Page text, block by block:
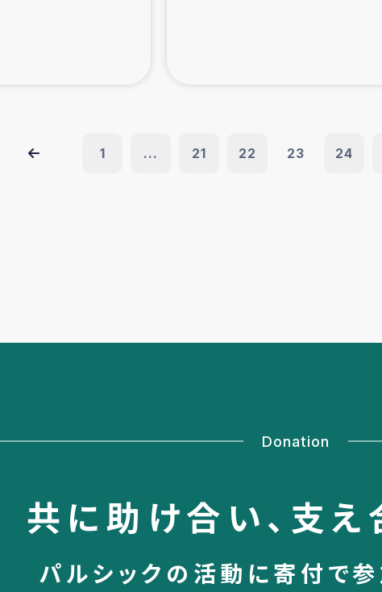
1 ... 21 22 23 24
Donation
共に助け合い、 支え
パルシックの活動に寄付で参